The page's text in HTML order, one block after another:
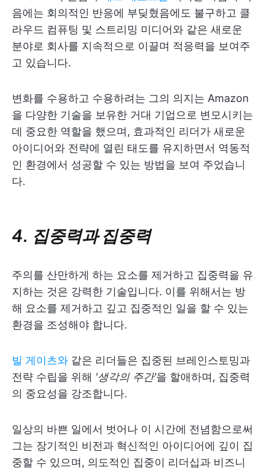
음에는 회의적인 반응에 부딪혔음에도 불구하고 클
라우드 컴퓨팅 및 스트리밍 미디어와 같은 새로운
분야로 회사를 지속적으로 이끌며 적응력을 보여주
고 있습니다.
변화를 수용하고 수용하려는 그의 의지는 Amazon
을 다양한 기술을 보유한 거대 기업으로 변모시키는
데 중요한 역할을 했으며, 효과적인 리더가 새로운
아이디어와 전략에 열린 태도를 유지하면서 역동적
인 환경에서 성공할 수 있는 방법을 보여 주었습니
다.
4. 집중력과 집중력
주의를 산만하게 하는 요소를 제거하고 집중력을 유
지하는 것은 강력한 기술입니다. 이를 위해서는 방
해 요소를 제거하고 깊고 집중적인 일을 할 수 있는
환경을 조성해야 합니다.
빌 게이츠와 같은 리더들은 집중된 브레인스토밍과
전략 수립을 위해 '생각의 주간'을 할애하며, 집중력
의 중요성을 강조합니다.
일상의 바쁜 일에서 벗어나 이 시간에 전념함으로써
그는 장기적인 비전과 혁신적인 아이디어에 깊이 집
중할 수 있으며, 의도적인 집중이 리더십과 비즈니